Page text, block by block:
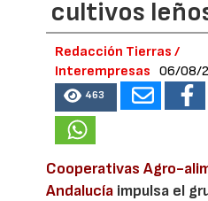
cultivos
Redacción Tierras /
Interempresas
06/08/
463
Cooperativas Agro-
Andalucía impulsa el